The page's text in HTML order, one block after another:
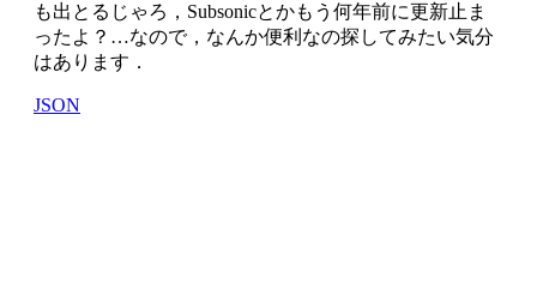
も出とるじゃろ，Subsonicとかもう何年前に更新止ま
ったよ？…なので，なんか便利なの探してみたい気分
はあります．
JSON